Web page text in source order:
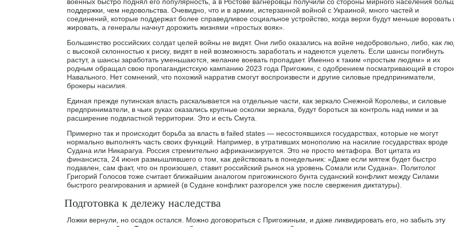
военных быстро поднял его популярность, а в Ростове вагнеровцы получили со стороны мирного населения
поддержки, чем недовольства. Очевидно, что и в армии, истерзанной войной с Украиной, много частей и
соединений, которые поддержат более справедливое социальное устройство, когда верхи будут меньше воровать
жировать, а генералы начнут дорожить жизнями «простых вояк».
Большинство российских солдат целей войны не видят. Они либо оказались на войне недобровольно, либо, как
с высокой склонностью к риску, видят в ней возможность заработать и надеются уцелеть. Если шансы погибнуть
растут, а шансы заработать уменьшаются, желание воевать пропадает. Именно к таким «простым людям» и их
родным обращал свою пропагандистскую кампанию 2023 года Пригожин, с одобрением посматривающий в
Навального. Нет сомнений, что похожий нарратив смогут воспроизвести и другие силовые предприниматели,
брокеры насилия.
Единая прежде путинская власть раскалывается на отдельные части, как зеркало Снежной Королевы, и силовые
предприниматели, в чьих руках оказались крупные осколки зеркала, будут бороться за контроль над ними и за
расширение подвластной территории. Это и есть Смута.
Примерно так и происходит борьба за власть в failed states — несостоявшихся государствах, которые не могут
нормально выполнять часть своих функций. Например, в утративших монополию на насилие государствах вроде
Судана или Никарагуа. Россия стремительно африканизируется. Это не просто метафора. Вот цитата из
финансиста, 24 июня размышлявшего о том, как действовать в понедельник: «Даже если мятеж будет быстро
подавлен, сам факт, что он произошел, ставит российский рынок на уровень Сомали или Судана». Политолог
Григорий Голосов тоже считает ближайшим аналогом пригожинского бунта суданский конфликт между Силами
быстрого реагирования и армией (в Судане конфликт разгорелся уже после свержения диктатуры).
Подготовка к дележу наследства
Ложки вернули, но осадок остался. Можно договориться с Пригожиным, и даже ликвидировать его, но забыть эту